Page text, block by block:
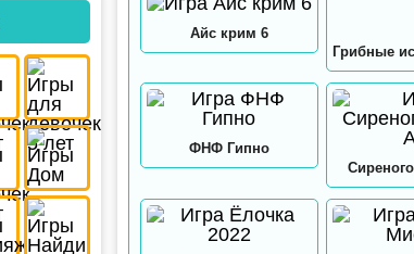
Айс крим 6
ФНФ Гипно